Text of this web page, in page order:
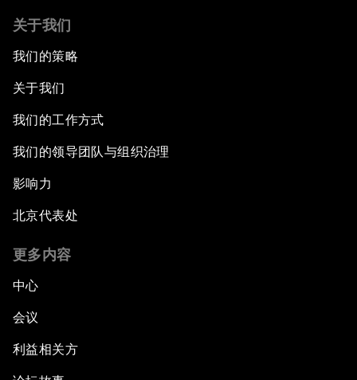
关于我们
我们的策略
关于我们
我们的工作方式
我们的领导团队与组织治理
影响力
北京代表处
更多内容
中心
会议
利益相关方